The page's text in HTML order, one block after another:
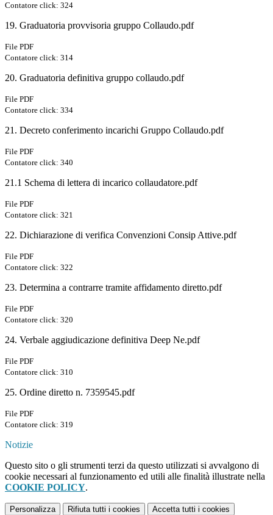
Contatore click: 324
19. Graduatoria provvisoria gruppo Collaudo.pdf
File PDF
Contatore click: 314
20. Graduatoria definitiva gruppo collaudo.pdf
File PDF
Contatore click: 334
21. Decreto conferimento incarichi Gruppo Collaudo.pdf
File PDF
Contatore click: 340
21.1 Schema di lettera di incarico collaudatore.pdf
File PDF
Contatore click: 321
22. Dichiarazione di verifica Convenzioni Consip Attive.pdf
File PDF
Contatore click: 322
23. Determina a contrarre tramite affidamento diretto.pdf
File PDF
Contatore click: 320
24. Verbale aggiudicazione definitiva Deep Ne.pdf
File PDF
Contatore click: 310
25. Ordine diretto n. 7359545.pdf
File PDF
Contatore click: 319
Notizie
Questo sito o gli strumenti terzi da questo utilizzati si avvalgono di
cookie necessari al funzionamento ed utili alle finalità illustrate nella
COOKIE POLICY.
Personalizza Rifiuta tutti i cookies Accetta tutti i cookies